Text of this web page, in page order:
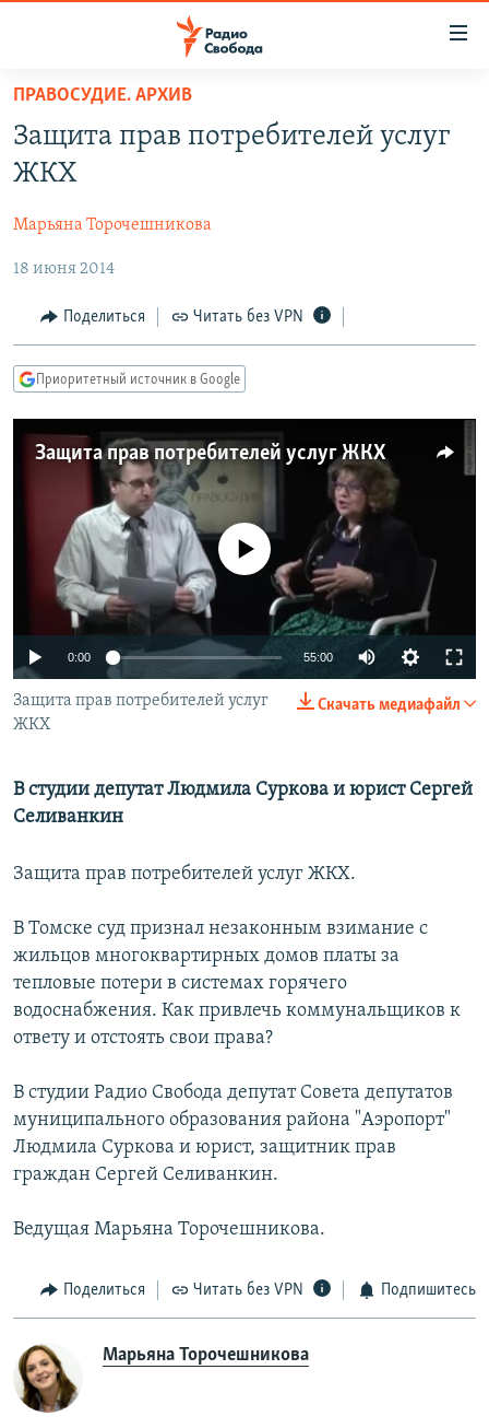
упрощенного
доступа
Вернуться
основному
Вернутся
главной
навигации
Вернутся
поиску
ПОДКАСТЫ
ЦИТАТЫ СВОБОДЫ
МНЕНИЯ
КУЛЬТУРА
IDEL.РЕАЛИИ
КАВКАЗ.РЕАЛИИ
СЕВЕР.РЕАЛИИ
СИБИРЬ.РЕАЛИИ
РАСПИСАНИЕ ВЕЩАНИЯ
ПОДПИШИТЕСЬ НА РАССЫЛКУ
СОЦИАЛЬНЫЕ СЕТИ
ПРАВОСУДИЕ. АРХИВ
Защита прав потребителей услуг
ЖКХ
Марьяна Торочешникова
18 июня 2014
Поделиться Читать без VPN
Приоритетный источник в Google
Защита прав потребителей услуг ЖКХ
No media source currently available
0:00 55:00
Скачать медиафайл
Защита прав потребителей услуг
ЖКХ
В студии депутат Людмила Суркова и юрист Сергей
Селиванкин
Защита прав потребителей услуг ЖКХ.
В Томске суд признал незаконным взимание с
жильцов многоквартирных домов платы за
тепловые потери в системах горячего
водоснабжения. Как привлечь коммунальщиков к
ответу и отстоять свои права?
В студии Радио Свобода депутат Совета депутатов
муниципального образования района "Аэропорт"
Людмила Суркова и юрист, защитник прав
граждан Сергей Селиванкин.
Ведущая Марьяна Торочешникова.
Поделиться Читать без VPN Подпишитесь
Марьяна Торочешникова